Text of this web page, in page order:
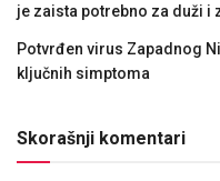
je zaista potrebno za duži i
Potvrđen virus Zapadnog
ključnih simptoma
Skorašnji komentari